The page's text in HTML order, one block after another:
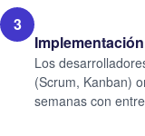
3
Los
(Scrum, Kanban)
semanas con